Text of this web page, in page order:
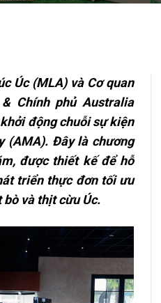
Úc (MLA) và Cơ quan
Chính phủ Australia
động chuỗi sự kiện
(AMA). Đây là chương
được thiết kế để hỗ
triển thực đơn tối ưu
và thịt cừu Úc.